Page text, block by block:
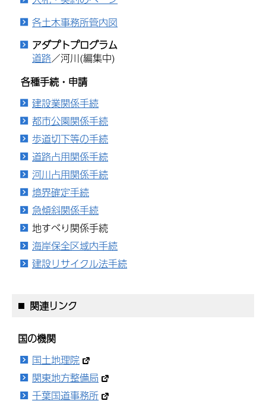
各土木事務所管内図
アダプトプログラム
道路／河川(編集中)
各種手続・申請
建設業関係手続
都市公園関係手続
歩道切下等の手続
道路占用関係手続
河川占用関係手続
境界確定手続
急傾斜関係手続
地すべり関係手続
海岸保全区域内手続
建設リサイクル法手続
関連リンク
国の機関
国土地理院
関東地方整備局
千葉国道事務所